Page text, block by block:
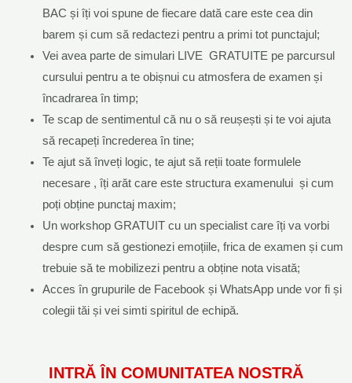
BAC și îți voi spune de fiecare dată care este cea din
barem și cum să redactezi pentru a primi tot punctajul;
Vei avea parte de simulari LIVE GRATUITE pe parcursul
cursului pentru a te obișnui cu atmosfera de examen și
încadrarea în timp;
Te scap de sentimentul că nu o să reușești și te voi ajuta
să recapeți încrederea în tine;
Te ajut să înveți logic, te ajut să reții toate formulele
necesare , îți arăt care este structura examenului și cum
poți obține punctaj maxim;
Un workshop GRATUIT cu un specialist care îți va vorbi
despre cum să gestionezi emoțiile, frica de examen și cum
trebuie să te mobilizezi pentru a obține nota visată;
Acces în grupurile de Facebook și WhatsApp unde vor fi și
colegii tăi și vei simti spiritul de echipă.
INTRĂ ÎN COMUNITATEA NOSTRĂ